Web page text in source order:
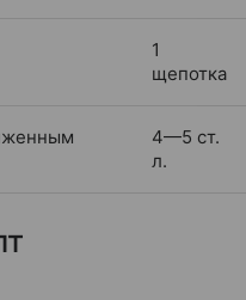
1
щепотка
4—5 ст.
л.